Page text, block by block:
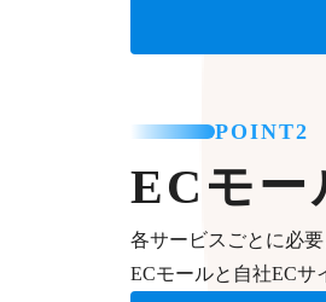
POINT2
ECモー
各サービスごとに必
ECモールと自社ECサ